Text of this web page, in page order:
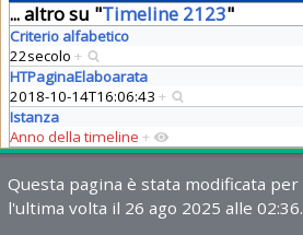
... altro su "Timeline 2123"
Criterio alfabetico
22secolo +
HTPaginaElaboarata
2018-10-14T16:06:43 +
Istanza
Anno della timeline +
Questa pagina è stata modificata per
l'ultima volta il 26 ago 2025 alle 02:36.